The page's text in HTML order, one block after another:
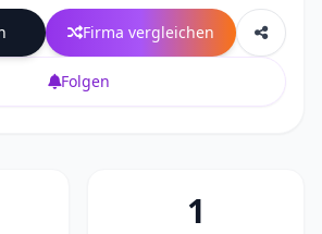
Firma vergleichen
Folgen
1